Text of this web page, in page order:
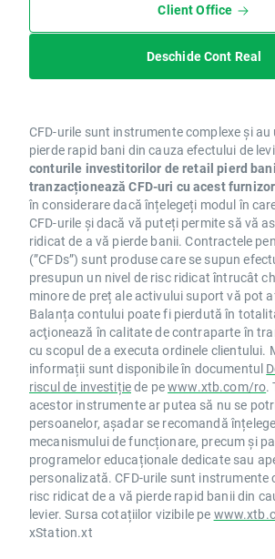
Client Office
Deschide Cont Real
CFD-urile sunt instrumente complexe și
pierde rapid bani din cauza efectului de
conturile investitorilor de retail pierd
tranzacționează CFD-uri cu acest furnizor
în considerare dacă înțelegeți modul în
CFD-urile și dacă vă puteți permite să vă
ridicat de a vă pierde banii. Contractele
(”CFDs”) sunt produse care se supun
presupun un nivel de risc ridicat întrucât
minore de preț ale activului suport vă pot
Balanța contului poate fi pierdută în
acţionează în calitate de contraparte în
cu scopul de a executa ordinele clientului.
informații sunt disponibile în documentul
riscul de investițiede pewww.xtb.com/ro.
acestor instrumente ar putea să nu se
persoanelor, așadar se recomandă
mecanismului de funcționare, precum și
programelor educaționale dedicate sau
personalizată. CFD-urile sunt instrumente
risc ridicat de a vă pierde rapid banii din
levier. Sursa cotațiilor vizibile pe
xStation.xt